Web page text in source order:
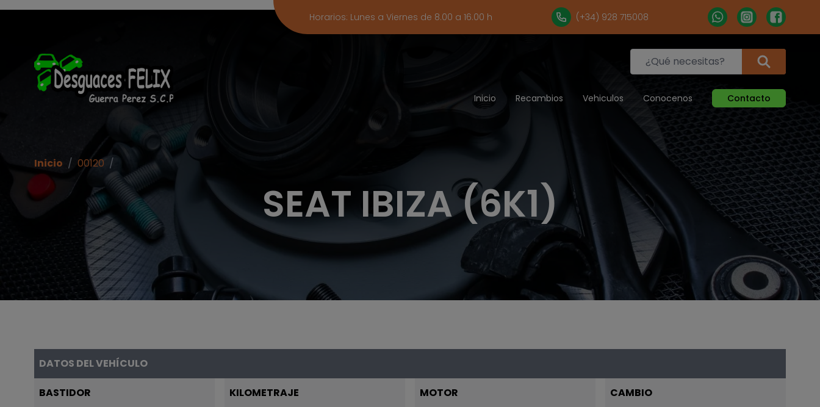
Horarios: Lunes a Viernes de 8.00 a 16.00 h (+34) 928 715008
Inicio Recambios Vehiculos Conocenos Contacto
% set vehiculos = 'apartados' | get('num = 39') %}
SEAT IBIZA (6K1)
Inicio / 00120 /
DATOS DEL VEHÍCULO
BASTIDOR
KILOMETRAJE
MOTOR
CAMBIO